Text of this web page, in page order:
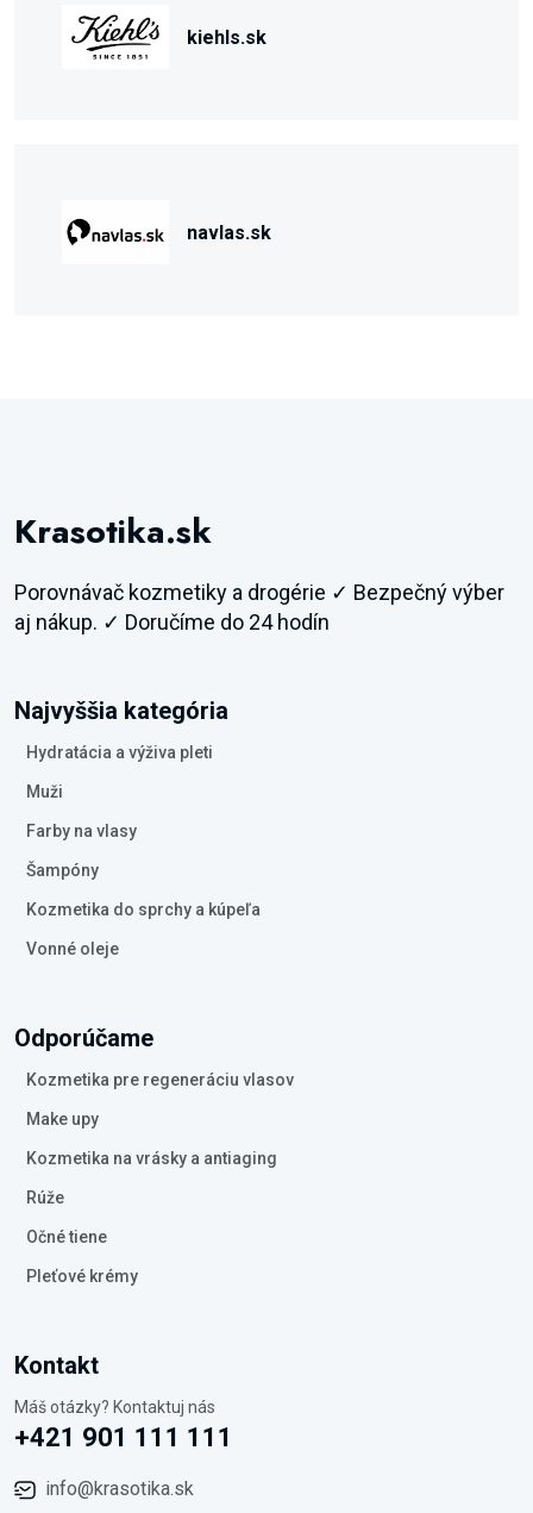
kiehls.sk
navlas.sk
Krasotika.sk
Porovnávač kozmetiky a drogérie ✓ Bezpečný výber
aj nákup. ✓ Doručíme do 24 hodín
Najvyššia kategória
Hydratácia a výživa pleti
Muži
Farby na vlasy
Šampóny
Kozmetika do sprchy a kúpeľa
Vonné oleje
Odporúčame
Kozmetika pre regeneráciu vlasov
Make upy
Kozmetika na vrásky a antiaging
Rúže
Očné tiene
Pleťové krémy
Kontakt
Máš otázky? Kontaktuj nás
+421 901 111 111
info@krasotika.sk